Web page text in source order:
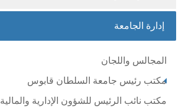
إدارة الجامعة
المجالس واللجان
مكتب رئيس جامعة السلطان قابوس
مكتب نائب الرئيس للشؤون الإدارية والمالية